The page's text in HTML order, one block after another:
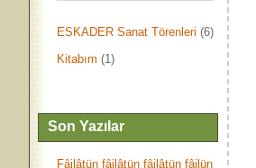
ESKADER Sanat Törenleri (6)
Kitabım (1)
Son Yazılar
Fâilâtün fâilâtün fâilâtün fâilün